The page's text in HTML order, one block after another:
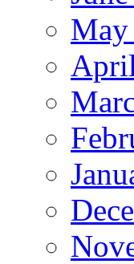
May